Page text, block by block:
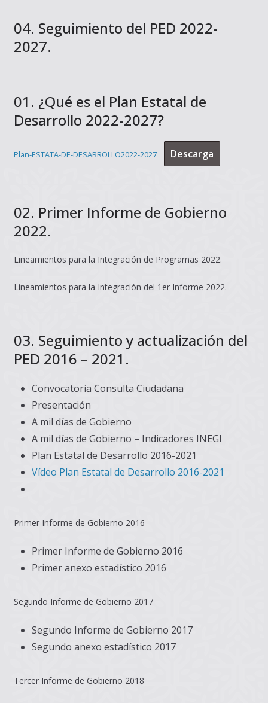
04. Seguimiento del PED 2022-
2027.
01. ¿Qué es el Plan Estatal de
Desarrollo 2022-2027?
Plan-ESTATA-DE-DESARROLLO2022-2027 Descarga
02. Primer Informe de Gobierno
2022.
Lineamientos para la Integración de Programas 2022.
Lineamientos para la Integración del 1er Informe 2022.
03. Seguimiento y actualización del
PED 2016 – 2021.
Convocatoria Consulta Ciudadana
Presentación
A mil días de Gobierno
A mil días de Gobierno – Indicadores INEGI
Plan Estatal de Desarrollo 2016-2021
Vídeo Plan Estatal de Desarrollo 2016-2021
Primer Informe de Gobierno 2016
Primer Informe de Gobierno 2016
Primer anexo estadístico 2016
Segundo Informe de Gobierno 2017
Segundo Informe de Gobierno 2017
Segundo anexo estadístico 2017
Tercer Informe de Gobierno 2018